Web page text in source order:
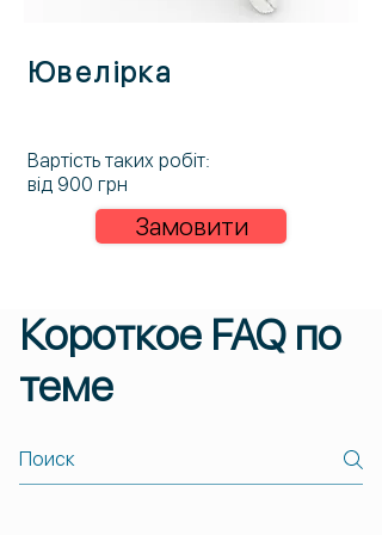
Ювелірка
Вартість таких робіт:
від 900 грн
Замовити
Короткое FAQ по
теме